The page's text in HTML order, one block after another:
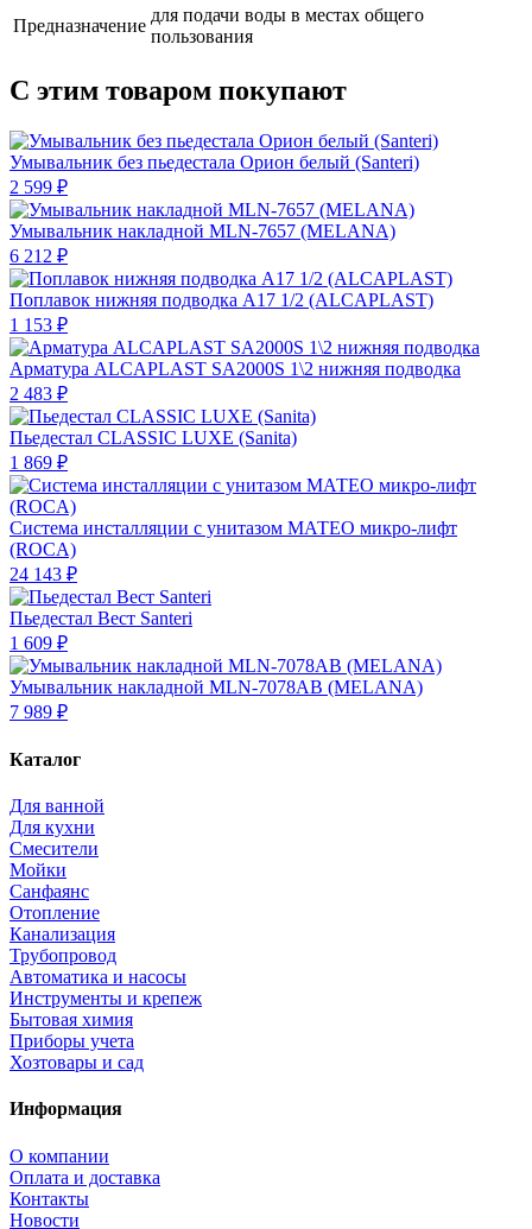
Предназначение
для подачи воды в местах общего
пользования
С этим товаром покупают
Умывальник без пьедестала Орион белый (Santeri)
2 599 ₽
Умывальник накладной MLN-7657 (MELANA)
6 212 ₽
Поплавок нижняя подводка А17 1/2 (ALCAPLAST)
1 153 ₽
Арматура ALCAPLAST SA2000S 1\2 нижняя подводка
2 483 ₽
Пьедестал CLASSIC LUXE (Sanita)
1 869 ₽
Система инсталляции с унитазом МАТЕО микро-лифт
(ROCA)
24 143 ₽
Пьедестал Вест Santeri
1 609 ₽
Умывальник накладной MLN-7078AB (MELANA)
7 989 ₽
Каталог
Для ванной
Для кухни
Смесители
Мойки
Санфаянс
Отопление
Канализация
Трубопровод
Автоматика и насосы
Инструменты и крепеж
Бытовая химия
Приборы учета
Хозтовары и сад
Информация
О компании
Оплата и доставка
Контакты
Новости